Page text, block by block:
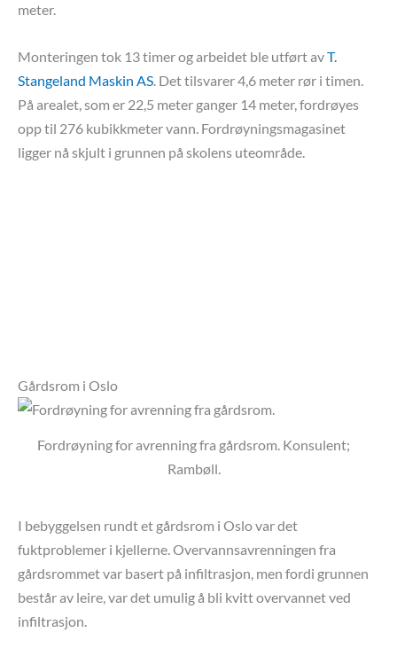
meter.
Monteringen tok 13 timer og arbeidet ble utført avT.
Stangeland Maskin AS . Det tilsvarer 4,6 meter rør i timen.
På arealet, som er 22,5 meter ganger 14 meter, fordrøyes
opp til 276 kubikkmeter vann. Fordrøyningsmagasinet
ligger nå skjult i grunnen på skolens uteområde.
Gårdsrom i Oslo
Fordrøyning for avrenning fra gårdsrom. Konsulent;
Rambøll.
I bebyggelsen rundt et gårdsrom i Oslo var det
fuktproblemer i kjellerne. Overvannsavrenningen fra
gårdsrommet var basert på infiltrasjon, men fordi grunnen
består av leire, var det umulig å bli kvitt overvannet ved
infiltrasjon.